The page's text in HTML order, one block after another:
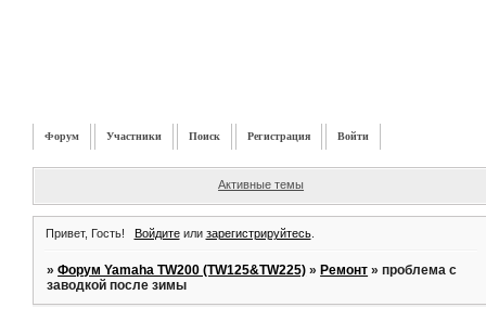
Форум Участники Поиск Регистрация Войти
Активные темы
Привет, Гость! Войдитеили зарегистрируйтесь.
»Форум Yamaha TW200 (TW125&TW225) »Ремонт »проблема с
заводкой после зимы